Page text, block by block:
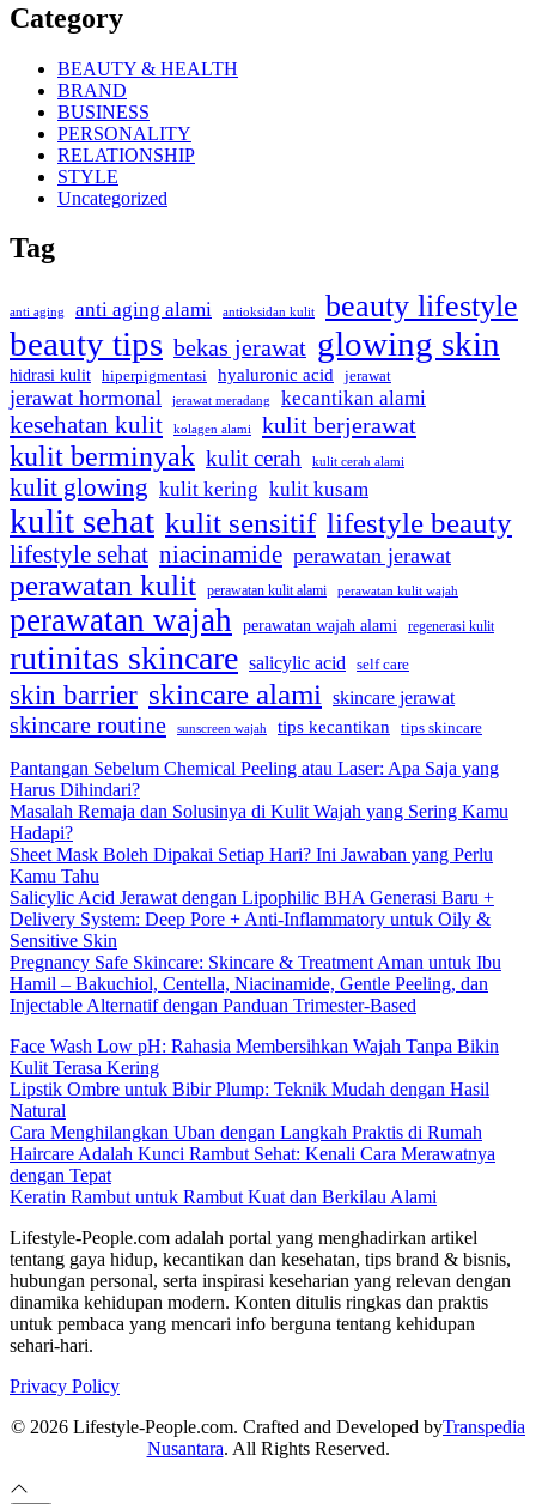
Category
BEAUTY & HEALTH
BRAND
BUSINESS
PERSONALITY
RELATIONSHIP
STYLE
Uncategorized
Tag
anti aging anti aging alami antioksidan kulit beauty lifestyle
beauty tips bekas jerawat glowing skin
hidrasi kulit hiperpigmentasi hyaluronic acid jerawat
jerawat hormonal jerawat meradang kecantikan alami
kesehatan kulit kolagen alami kulit berjerawat
kulit berminyak kulit cerah kulit cerah alami
kulit glowing kulit kering kulit kusam
kulit sehat kulit sensitif lifestyle beauty
lifestyle sehat niacinamide perawatan jerawat
perawatan kulit perawatan kulit alami perawatan kulit wajah
perawatan wajah perawatan wajah alami regenerasi kulit
rutinitas skincare salicylic acid self care
skin barrier skincare alami skincare jerawat
skincare routine sunscreen wajah tips kecantikan tips skincare
Pantangan Sebelum Chemical Peeling atau Laser: Apa Saja yang
Harus Dihindari?
Masalah Remaja dan Solusinya di Kulit Wajah yang Sering Kamu
Hadapi?
Sheet Mask Boleh Dipakai Setiap Hari? Ini Jawaban yang Perlu
Kamu Tahu
Salicylic Acid Jerawat dengan Lipophilic BHA Generasi Baru +
Delivery System: Deep Pore + Anti-Inflammatory untuk Oily &
Sensitive Skin
Pregnancy Safe Skincare: Skincare & Treatment Aman untuk Ibu
Hamil – Bakuchiol, Centella, Niacinamide, Gentle Peeling, dan
Injectable Alternatif dengan Panduan Trimester-Based
Face Wash Low pH: Rahasia Membersihkan Wajah Tanpa Bikin
Kulit Terasa Kering
Lipstik Ombre untuk Bibir Plump: Teknik Mudah dengan Hasil
Natural
Cara Menghilangkan Uban dengan Langkah Praktis di Rumah
Haircare Adalah Kunci Rambut Sehat: Kenali Cara Merawatnya
dengan Tepat
Keratin Rambut untuk Rambut Kuat dan Berkilau Alami
Lifestyle-People.com adalah portal yang menghadirkan artikel
tentang gaya hidup, kecantikan dan kesehatan, tips brand & bisnis,
hubungan personal, serta inspirasi keseharian yang relevan dengan
dinamika kehidupan modern. Konten ditulis ringkas dan praktis
untuk pembaca yang mencari info berguna tentang kehidupan
sehari-hari.
Privacy Policy
© 2026 Lifestyle-People.com. Crafted and Developed byTranspedia
Nusantara. All Rights Reserved.